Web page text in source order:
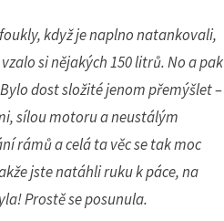
když je naplno natankovali,
si nějakých 150 litrů. No a pak
dost složité jenom přemýšlet –
sílou motoru a neustálým
rámů a celá ta věc se tak moc
jste natáhli ruku k páce, na
Prostě se posunula.
z první ruky.
jestli už vyšel nový